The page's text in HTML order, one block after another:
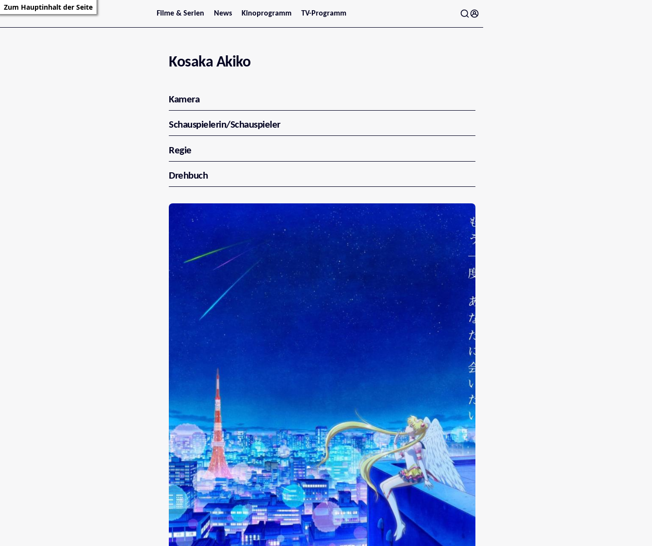
Zum Hauptinhalt der Seite
Filme & Serien
Trailer
Serienarchiv
News
Stars
Kinoprogramm
Jetzt im Kino
Oberösterreich
Tirol
Vorarlberg
TV-Programm
Kosaka Akiko
Kamera
Schauspielerin/Schauspieler
Regie
Drehbuch